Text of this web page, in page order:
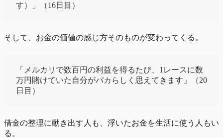
す）」（16日目）
そして、お金の価値の感じ方そのものが変わってくる。
「メルカリで数百円の利益を得るたび、1レースに数
万円賭けていた自分がバカらしく思えてきます」（20
日目）
借金の整理に動き出す人も、浮いたお金を生活に使う人もい
る。